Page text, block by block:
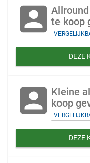
account_box te koop
DEZE
account_box Kleine
koop
DEZE